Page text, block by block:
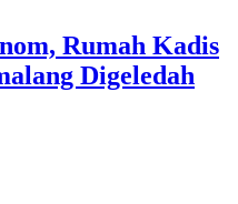
Rumah Kadis
Digeledah